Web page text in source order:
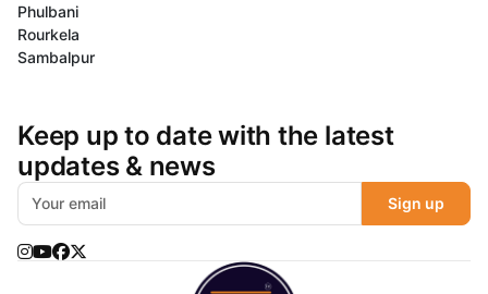
Phulbani
Rourkela
Sambalpur
Keep up to date with the latest
updates & news
Sign up